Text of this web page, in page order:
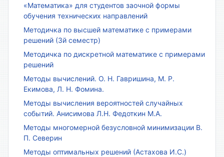
«Математика» для студентов заочной формы
обучения технических направлений
Методичка по высшей математике с примерами
решений (3й семестр)
Методичка по дискретной математике с примерами
решений
Методы вычислений. О. Н. Гавришина, М. Р.
Екимова, Л. Н. Фомина.
Методы вычисления вероятностей случайных
событий. Анисимова Л.Н. Федоткин М.А.
Методы многомерной безусловной минимизации В.
П. Северин
Методы оптимальных решений (Астахова И.С.)